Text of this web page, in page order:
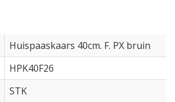
Huispaaskaars 40cm. F. PX bruin
HPK40F26
STK